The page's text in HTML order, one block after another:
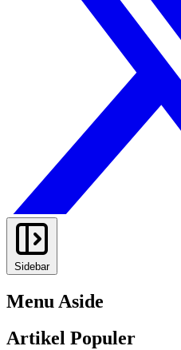
Sidebar
Menu Aside
Artikel Populer